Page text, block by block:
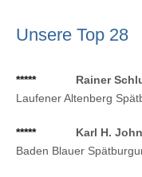
Unsere Top 28
***** Rainer
Laufener Altenberg
***** Karl H.
Baden Blauer